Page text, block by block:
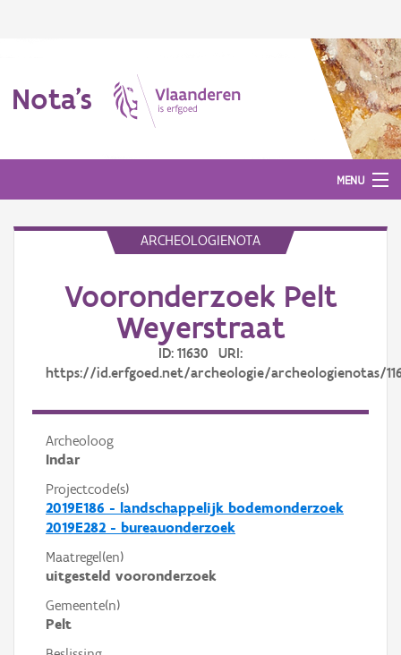
Nota's
MENU
Aanmelden
ARCHEOLOGIENOTA
Vooronderzoek Pelt
Weyerstraat
ID: 11630 URI:
https://id.erfgoed.net/archeologie/archeologienotas/
Archeoloog
Indar
Projectcode(s)
2019E186 - landschappelijk bodemonderzoek
2019E282 - bureauonderzoek
Maatregel(en)
uitgesteld vooronderzoek
Gemeente(n)
Pelt